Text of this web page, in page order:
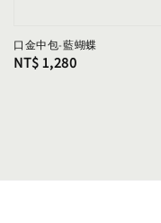
口金中包-藍蝴蝶
Regular
NT$ 1,280